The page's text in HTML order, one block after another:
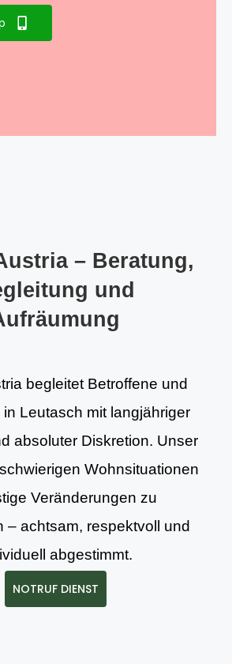
– Beratung,
und
begleitet Betroffene und
Leutasch mit langjähriger
absoluter Diskretion. Unser
Wohnsituationen
Veränderungen zu
– achtsam, respektvoll und
abgestimmt.
NOTRUF DIENST